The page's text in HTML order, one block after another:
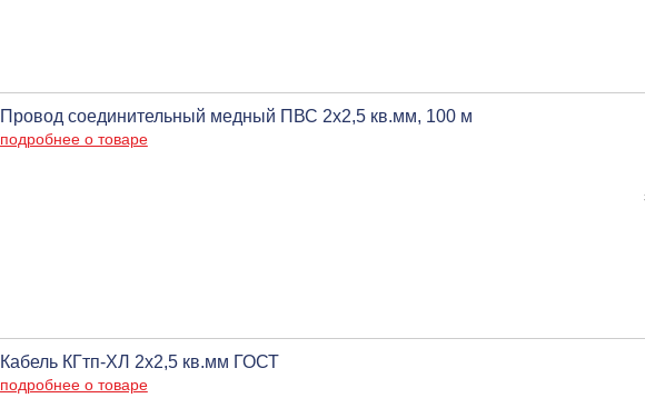
Провод соединительный медный ПВС 2х2,5 кв.мм, 100 м
подробнее о товаре
Кабель КГтп-ХЛ 2х2,5 кв.мм ГОСТ
подробнее о товаре